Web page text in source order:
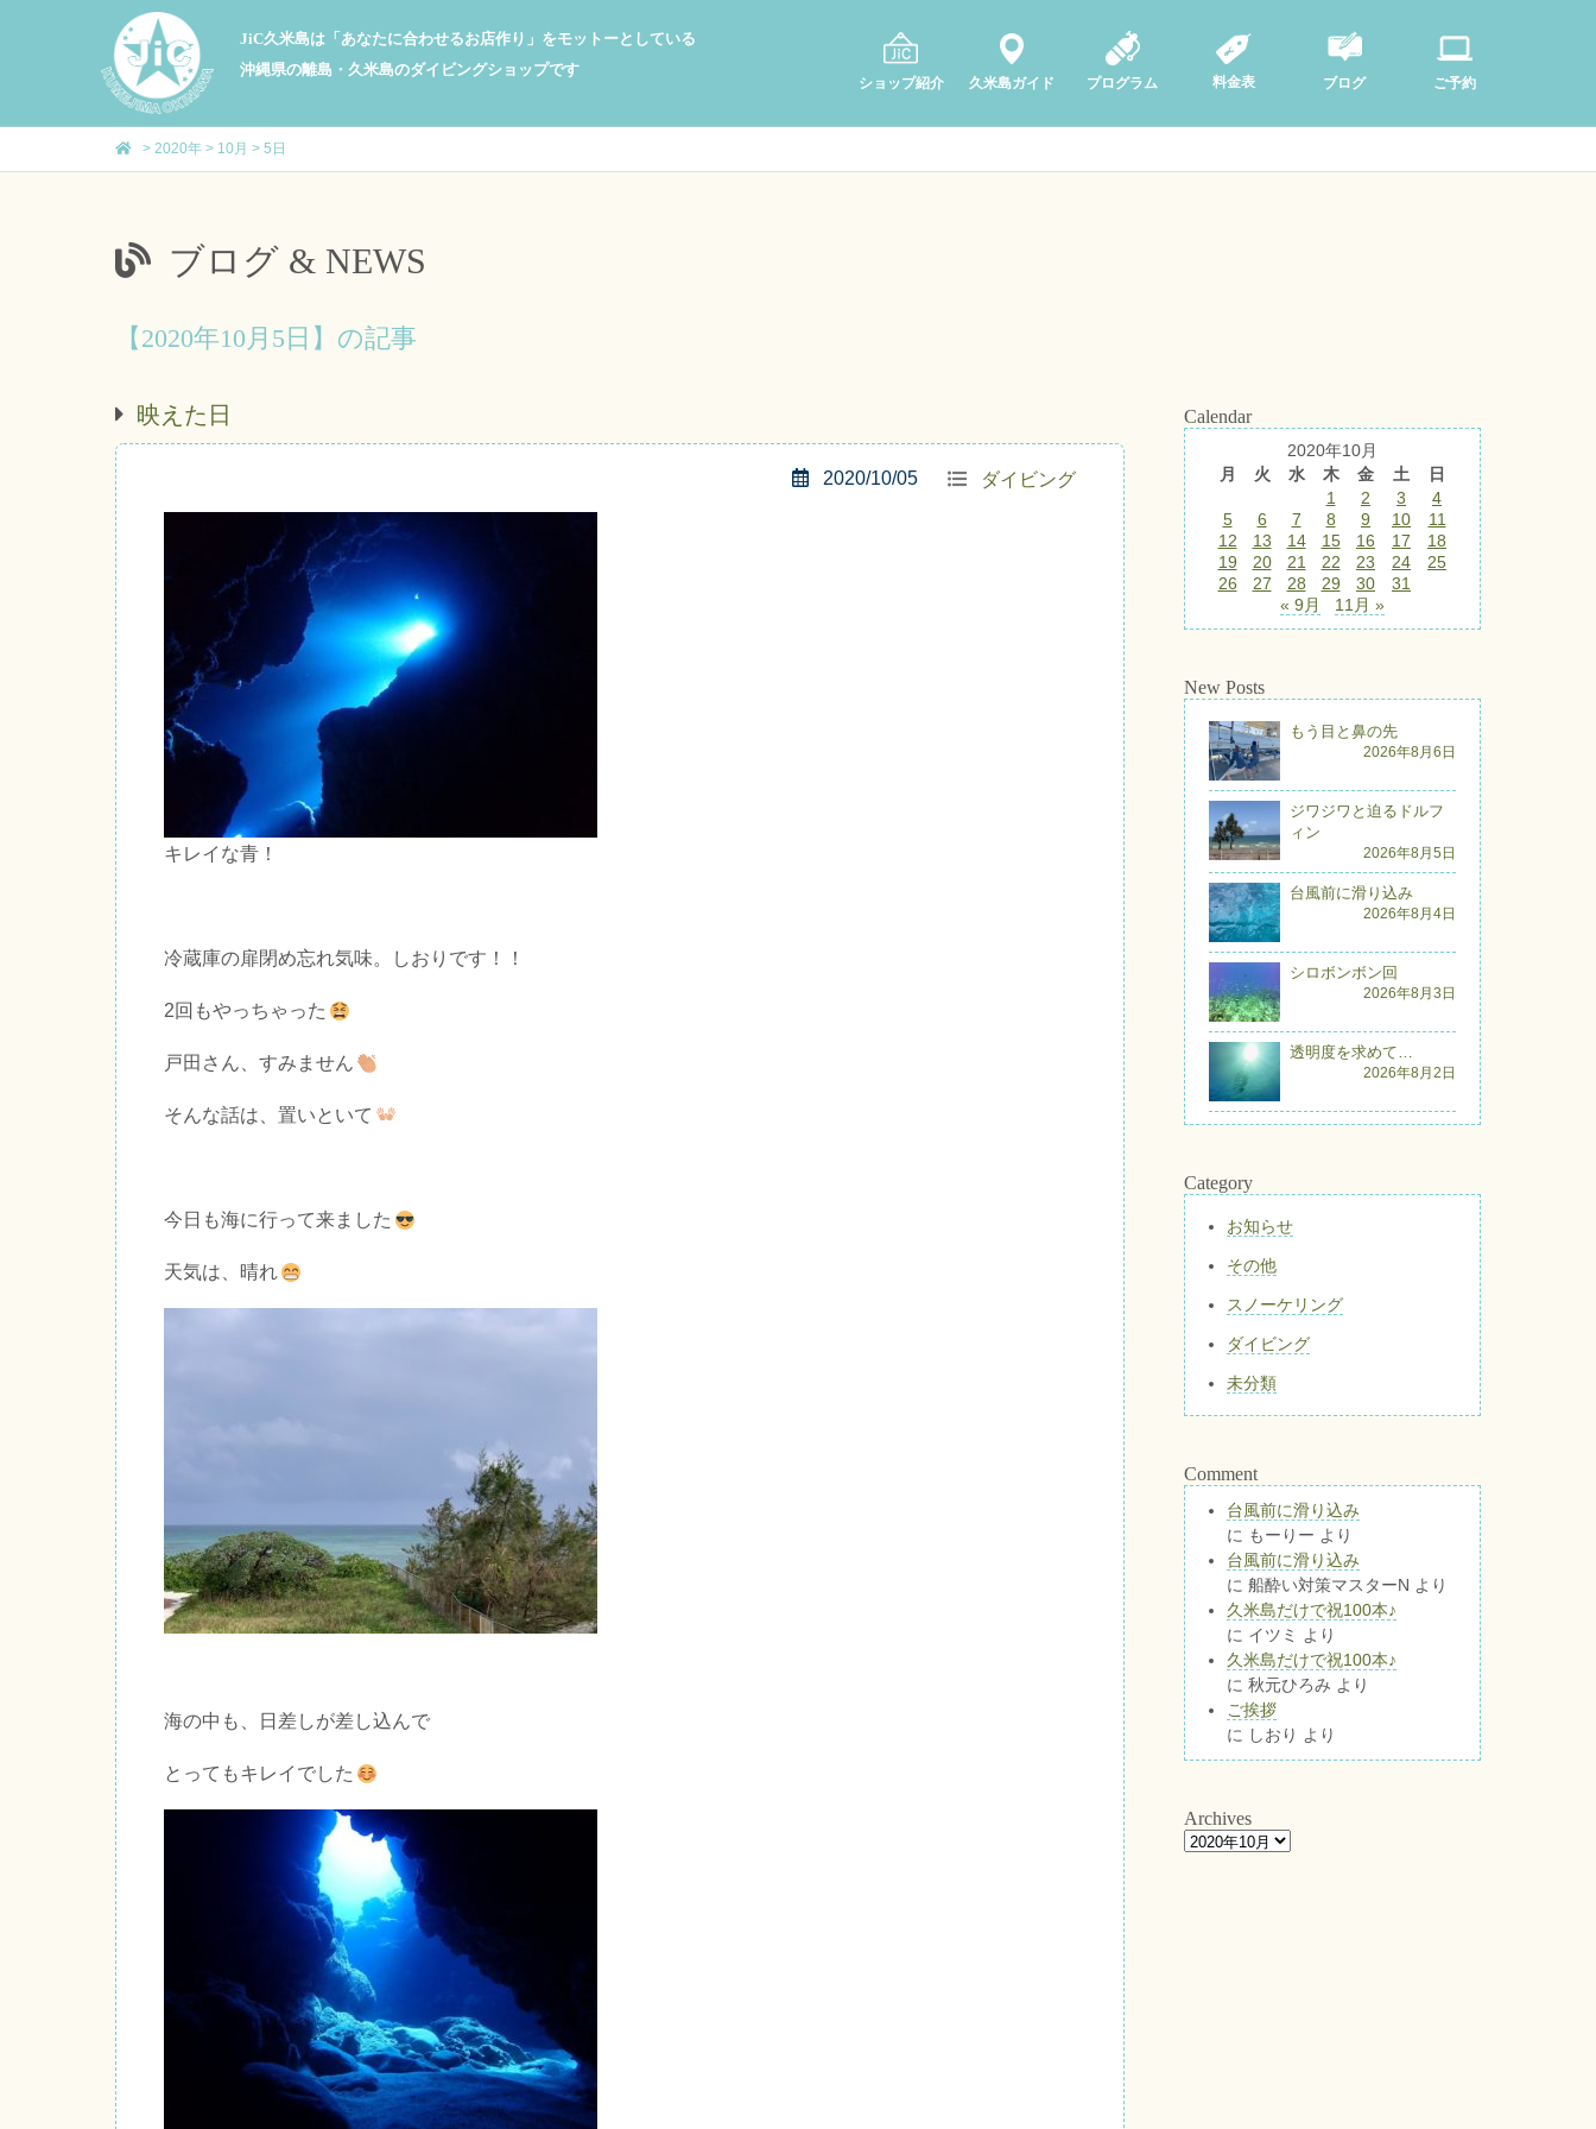
JiC久米島は「あなたに合わせるお店作り」をモットーとしている
沖縄県の離島・久米島のダイビングショップです
ショップ紹介 久米島ガイド プログラム 料金表 ブログ ご予約
> 2020年 > 10月 > 5日
ブログ & NEWS
【2020年10月5日】の記事
映えた日
ダイビング
2020/10/05
キレイな青！
冷蔵庫の扉閉め忘れ気味。しおりです！！
2回もやっちゃった
戸田さん、すみません
そんな話は、置いといて
今日も海に行って来ました
天気は、晴れ
海の中も、日差しが差し込んで
とってもキレイでした
Calendar
2020年10月
月
火 水 木 金 土
日
1
2 3
4
5
6 7 8 9 10
11
12
13 14 15 16 17
18
19
20 21 22 23 24
25
26
27 28 29 30
31
« 9月
11月 »
New Posts
もう目と鼻の先
2026年8月6日
ジワジワと迫るドルフ
ィン
2026年8月5日
台風前に滑り込み
2026年8月4日
シロボンボン回
2026年8月3日
透明度を求めて…
2026年8月2日
Category
お知らせ
その他
スノーケリング
ダイビング
未分類
Comment
台風前に滑り込み
に もーりー より
台風前に滑り込み
に 船酔い対策マスターN より
久米島だけで祝100本♪
に イツミ
より
久米島だけで祝100本♪
に 秋元ひろみ より
ご挨拶
に しおり より
Archives